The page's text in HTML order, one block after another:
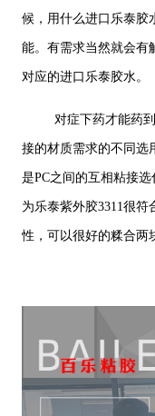
候，用什么进口乐泰胶
能。有需求当然就会有
对应的进口乐泰胶水。
对症下药才能药
接的材质需求的不同选
是PC之间的互相粘接
为乐泰紫外胶3311很符
性，可以很好的糅合两